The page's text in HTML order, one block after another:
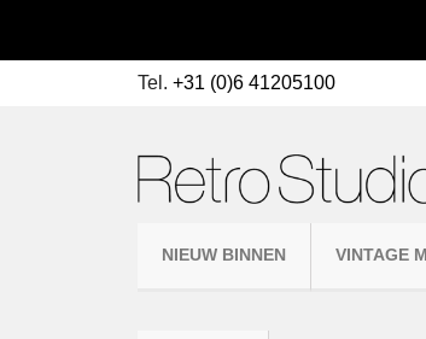
Tel. +31 (0)6 41205100
NIEUW BINNEN VINTAGE